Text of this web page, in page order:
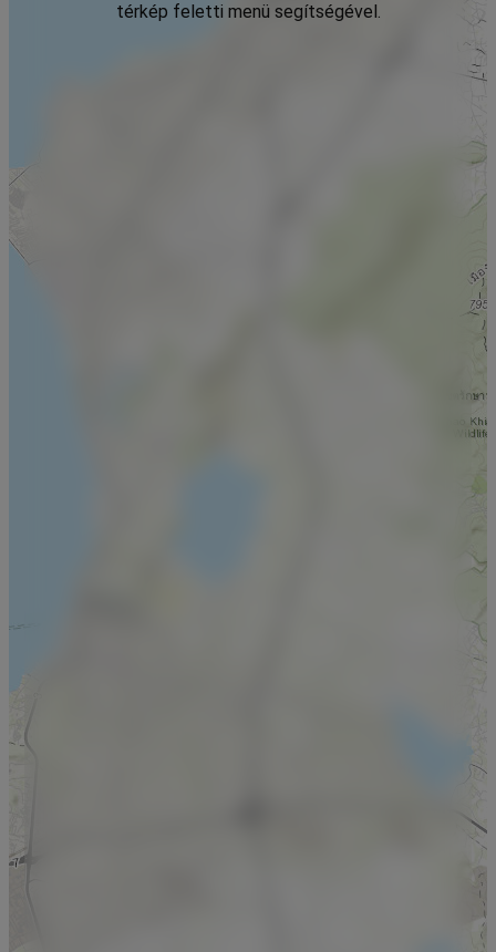
térkép feletti menü segítségével.